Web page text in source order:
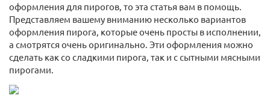
оформления для пирогов, то эта статья вам в помощь.
Представляем вашему вниманию несколько вариантов
оформления пирога, которые очень просты в исполнении,
а смотрятся очень оригинально. Эти оформления можно
сделать как со сладкими пирога, так и с сытными мясными
пирогами.